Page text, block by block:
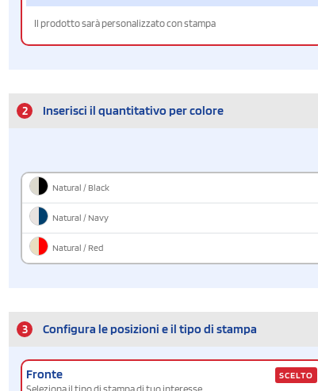
Il prodotto sarà personalizzato con stampa
2 Inserisci il quantitativo per colore
Natural / Black
Natural / Navy
Natural / Red
3 Configura le posizioni e il tipo di stampa
Fronte SCELTO